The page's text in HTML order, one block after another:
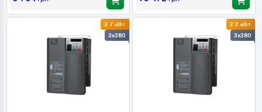
3.7 кВт
3x380
2.2 кВт
3x380